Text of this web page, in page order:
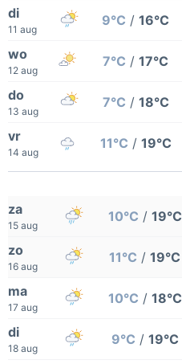
di
11 aug
9°C / 16°C
wo
12 aug
7°C / 17°C
do
13 aug
7°C / 18°C
vr
14 aug
11°C / 19°C
za
15 aug
10°C / 19°C
zo
16 aug
11°C / 19°C
ma
17 aug
10°C / 18°C
di
18 aug
9°C / 19°C